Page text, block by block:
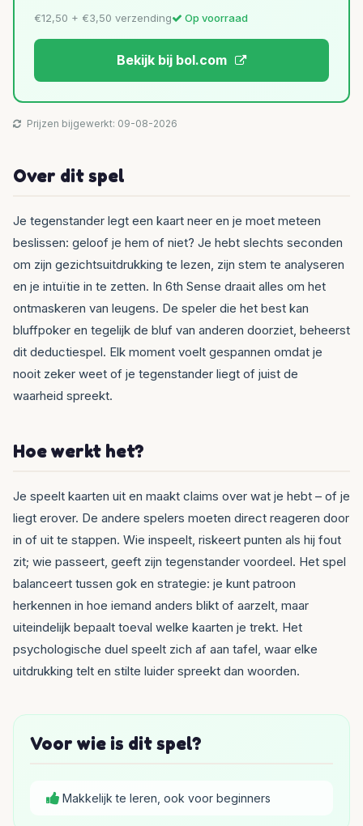
€12,50 + €3,50 verzending Op voorraad
Bekijk bij bol.com
Prijzen bijgewerkt: 09-08-2026
Over dit spel
Je tegenstander legt een kaart neer en je moet meteen
beslissen: geloof je hem of niet? Je hebt slechts seconden
om zijn gezichtsuitdrukking te lezen, zijn stem te analyseren
en je intuïtie in te zetten. In 6th Sense draait alles om het
ontmaskeren van leugens. De speler die het best kan
bluffpoker en tegelijk de bluf van anderen doorziet, beheerst
dit deductiespel. Elk moment voelt gespannen omdat je
nooit zeker weet of je tegenstander liegt of juist de
waarheid spreekt.
Hoe werkt het?
Je speelt kaarten uit en maakt claims over wat je hebt – of je
liegt erover. De andere spelers moeten direct reageren door
in of uit te stappen. Wie inspeelt, riskeert punten als hij fout
zit; wie passeert, geeft zijn tegenstander voordeel. Het spel
balanceert tussen gok en strategie: je kunt patroon
herkennen in hoe iemand anders blikt of aarzelt, maar
uiteindelijk bepaalt toeval welke kaarten je trekt. Het
psychologische duel speelt zich af aan tafel, waar elke
uitdrukking telt en stilte luider spreekt dan woorden.
Voor wie is dit spel?
Makkelijk te leren, ook voor beginners